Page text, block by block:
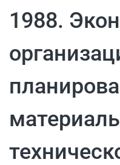
1988.